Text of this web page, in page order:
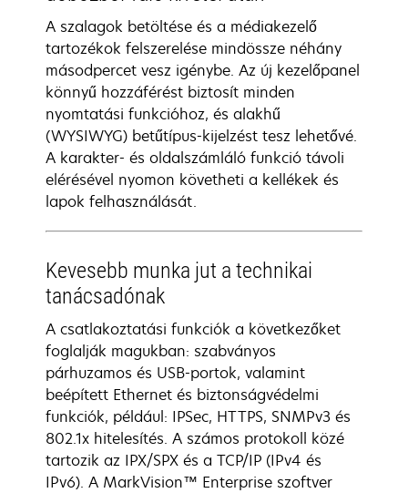
A szalagok betöltése és a médiakezelő
tartozékok felszerelése mindössze néhány
másodpercet vesz igénybe. Az új kezelőpanel
könnyű hozzáférést biztosít minden
nyomtatási funkcióhoz, és alakhű
(WYSIWYG) betűtípus-kijelzést tesz lehetővé.
A karakter- és oldalszámláló funkció távoli
elérésével nyomon követheti a kellékek és
lapok felhasználását.
Kevesebb munka jut a technikai
tanácsadónak
A csatlakoztatási funkciók a következőket
foglalják magukban: szabványos
párhuzamos és USB-portok, valamint
beépített Ethernet és biztonságvédelmi
funkciók, például: IPSec, HTTPS, SNMPv3 és
802.1x hitelesítés. A számos protokoll közé
tartozik az IPX/SPX és a TCP/IP (IPv4 és
IPv6). A MarkVision™ Enterprise szoftver